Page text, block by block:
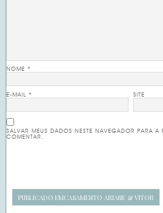
NOME*
E-MAIL* SITE
SALVAR MEUS DADOS NESTE NAVEGADOR PARA A
COMENTAR.
PUBLICADO EMCASAMENTO ARIANE & VITOR